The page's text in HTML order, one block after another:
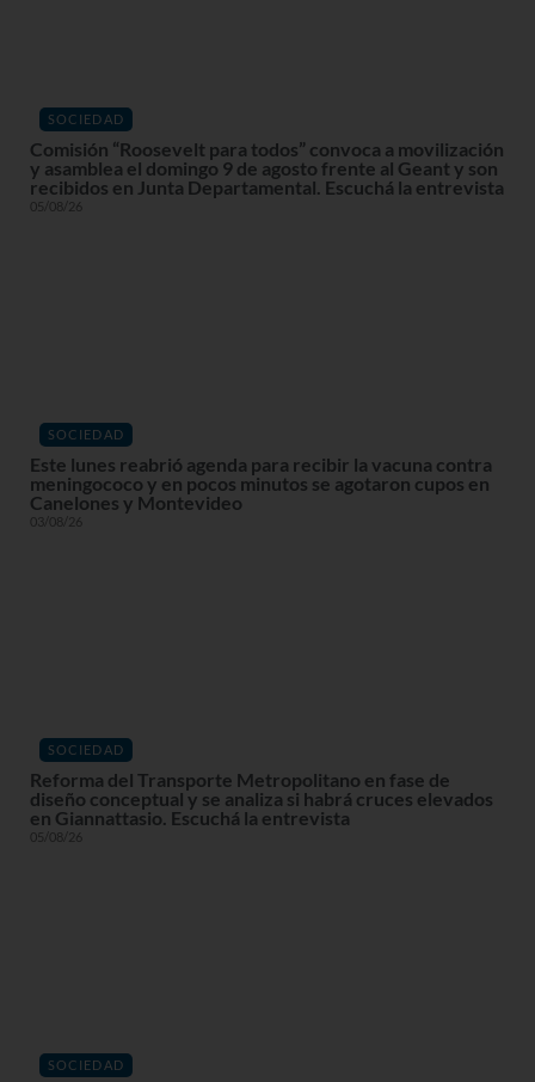
SOCIEDAD
Comisión “Roosevelt para todos” convoca a movilización
y asamblea el domingo 9 de agosto frente al Geant y son
recibidos en Junta Departamental. Escuchá la entrevista
05/08/26
SOCIEDAD
Este lunes reabrió agenda para recibir la vacuna contra
meningococo y en pocos minutos se agotaron cupos en
Canelones y Montevideo
03/08/26
SOCIEDAD
Reforma del Transporte Metropolitano en fase de
diseño conceptual y se analiza si habrá cruces elevados
en Giannattasio. Escuchá la entrevista
05/08/26
SOCIEDAD